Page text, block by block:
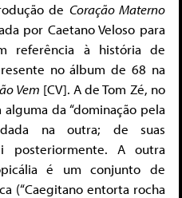
de Coração Materno
por Caetano Veloso para
referência à história de
no álbum de 68 na
Vem [CV]. A de Tom Zé, no
da “dominação pela
na outra; de suas
posteriormente. A outra
é um conjunto de
(“Caegitano entorta rocha